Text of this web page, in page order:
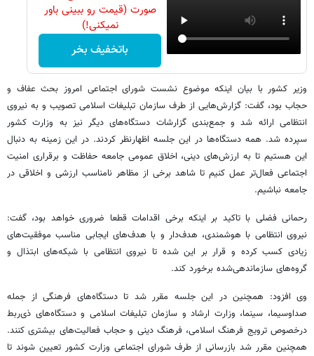
صورت (قیمت رو ببینی باور
نمیکنی!)
باتخفیف بخر
وزیر کشور با بیان اینکه موضوع نشست شورای اجتماعی امروز بحث عفاف و
حجاب بود، گفت: گزارش‌هایی از طرف سازمان تبلیغات اسلامی تصویب و به نیروی
انتظامی ارائه شد و جمع‌بندی گزارشات دستگاه‌های دیگر نیز به وزارت کشور
سپرده شد. همه دستگاه‌ها در این جلسه اظهارنظر کردند. در این زمینه به دنبال
این هستیم تا به ارزش‌های دینی، اخلاق عمومی جامعه حفاظت و برقراری امنیت
اجتماعی فعال‌تر عمل کنیم تا شاهد برخی از مظاهر نامناسب ارزشی و اخلاقی در
جامعه نباشیم.
رحمانی‌ فضلی با تاکید بر اینکه برخی اقدامات قطعا ضروری خواهد بود، گفت:
نیروی انتظامی با هوشمندی، هدف‌دار و با هدف‌های ایجابی مناسب موفقیت‌های
زیادی کسب کرده و قرار بر این شده تا نیروی انتظامی با شبکه‌های ابتذال و
گروه‌های سازماندهی‌شده برخورد کند.
وی افزود: همچنین در این جلسه مقرر شد تا دستگاه‌های فرهنگی از جمله
صداوسیما، سینما، وزارت ارشاد و سازمان تبلیغات اسلامی و دستگاه‌های ذی‌ربط
درخصوص ترویج فرهنگ اسلامی، فرهنگ دینی و حجاب فعالیت‌های بیشتری کنند.
همچنین مقرر شد بازرسانی از طرف شورای اجتماعی وزارت کشور تعیین شوند تا